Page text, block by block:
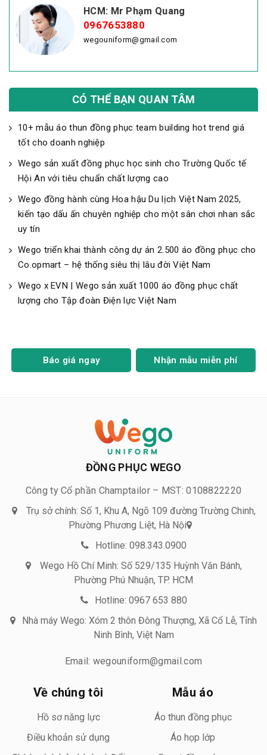
HCM: Mr Phạm Quang
0967653880
wegouniform@gmail.com
CÓ THỂ BẠN QUAN TÂM
10+ mẫu áo thun đồng phục team building hot trend giá
tốt cho doanh nghiệp
Wego sản xuất đồng phục học sinh cho Trường Quốc tế
Hội An với tiêu chuẩn chất lượng cao
Wego đồng hành cùng Hoa hậu Du lịch Việt Nam 2025,
kiến tạo dấu ấn chuyên nghiệp cho một sân chơi nhan sắc
uy tín
Wego triển khai thành công dự án 2.500 áo đồng phục cho
Co.opmart – hệ thống siêu thị lâu đời Việt Nam
Wego x EVN | Wego sản xuất 1000 áo đồng phục chất
lượng cho Tập đoàn Điện lực Việt Nam
Báo giá ngay Nhận mẫu miễn phí
ĐỒNG PHỤC WEGO
Công ty Cổ phần Champtailor – MST: 0108822220
Trụ sở chính: Số 1, Khu A, Ngõ 109 đường Trường Chinh,
Phường Phương Liệt, Hà Nội
Hotline: 098.343.0900
Wego Hồ Chí Minh: Số 529/135 Huỳnh Văn Bánh,
Phường Phú Nhuận, TP. HCM
Hotline: 0967 653 880
Nhà máy Wego: Xóm 2 thôn Đông Thượng, Xã Cổ Lễ, Tỉnh
Ninh Bình, Việt Nam
Email: wegouniform@gmail.com
Về chúng tôi
Hồ sơ năng lực
Điều khoản sử dụng
Mẫu áo
Áo thun đồng phục
Áo họp lớp